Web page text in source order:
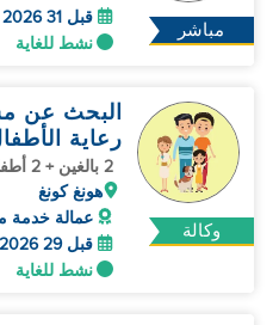
مباشر
قبل 31 Oct 2026
نشط للغاية
وكالة
البحث عن
رعاية
2 بالغين + 2 أطفال | هونغ كونغ
هونغ كونغ
عمالة خدمة
قبل 29 Nov 2026
نشط للغاية